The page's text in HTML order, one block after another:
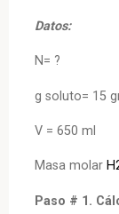
Datos:
N= ?
g soluto= 15
V = 650 ml
Masa molar
Paso # 1.